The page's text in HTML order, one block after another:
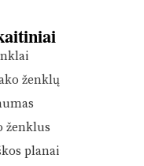
ženklų
ženklus
planai